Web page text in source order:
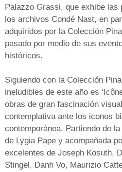
Palazzo Grassi, que exhibe las
los archivos Condé Nast, en
adquiridos por la Colección
pasado por medio de sus
históricos.
Siguiendo con la Colección
ineludibles de este año es
obras de gran fascinación
contemplativa ante los iconos
contemporánea. Partiendo de
de Lygia Pape y acompañada
excelentes de Joseph Kosuth,
Stingel, Danh Vo, Maurizio